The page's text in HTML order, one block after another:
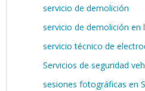
servicio de demolición
servicio de demolición en
servicio técnico de
Servicios de seguridad
sesiones fotográficas en